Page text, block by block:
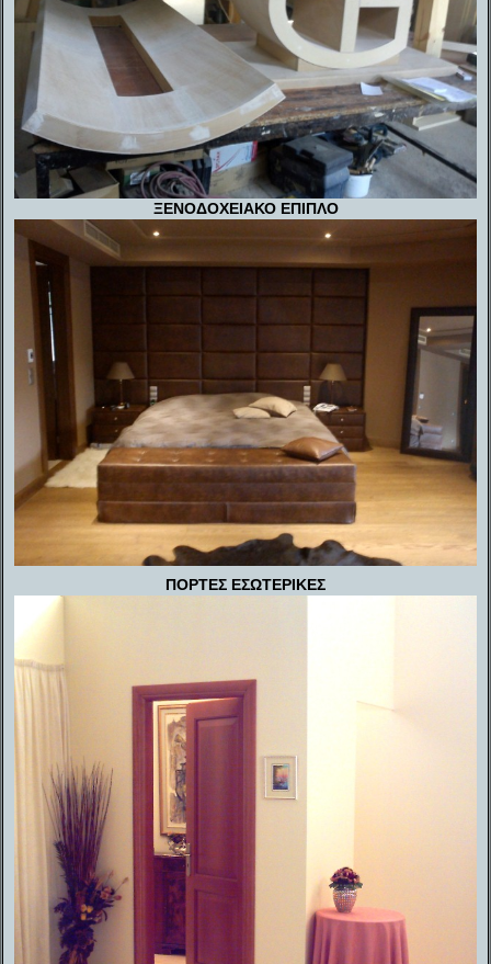
ΞΕΝΟΔΟΧΕΙΑΚΟ ΕΠΙΠΛΟ
ΠΟΡΤΕΣ ΕΣΩΤΕΡΙΚΕΣ